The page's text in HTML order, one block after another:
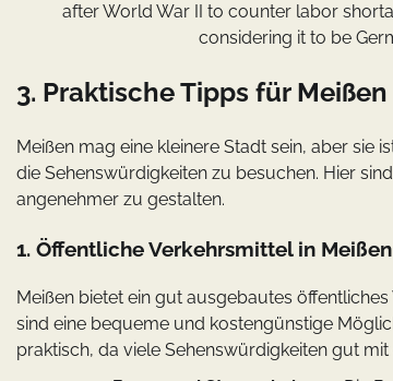
after World War II to counter labor
considering it to be
3. Praktische Tipps für Meißen
Meißen mag eine kleinere Stadt sein, aber
die Sehenswürdigkeiten zu besuchen. Hier
angenehmer zu gestalten.
1. Öffentliche Verkehrsmittel in Meißen
Meißen bietet ein gut ausgebautes
sind eine bequeme und kostengünstige
praktisch, da viele Sehenswürdigkeiten gut